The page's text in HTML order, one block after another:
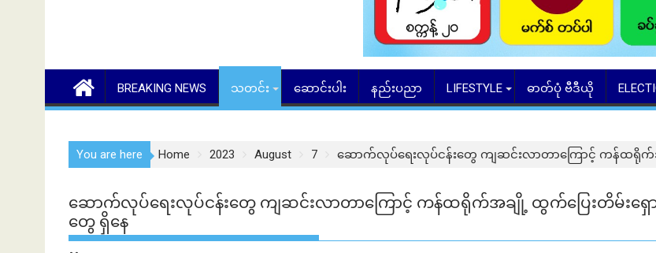
BREAKING NEWS သတင်း ဆောင်းပါး နည်းပညာ LIFESTYLE ဓာတ်ပုံ ဗီဒီယို
You are here Home 2023 August 7 ဆောက်လုပ်ရေးလုပ်ငန်းတွေ ကျဆင်းလာတာကြောင့် ကန်ထရိုက်
ဆောက်လုပ်ရေးလုပ်ငန်းတွေ ကျဆင်းလာတာကြောင့် ကန်ထရိုက်အချို့ ထွက်ပြေးတိမ်းရှေ
တွေ ရှိနေ